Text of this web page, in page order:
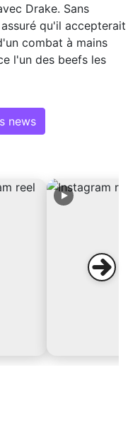
Drake. Sans
qu'il accepterait
combat à mains
l'un des beefs les
news